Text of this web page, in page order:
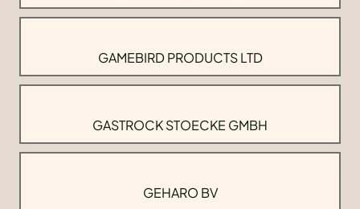
GAMEBIRD PRODUCTS LTD
GASTROCK STOECKE GMBH
GEHARO BV